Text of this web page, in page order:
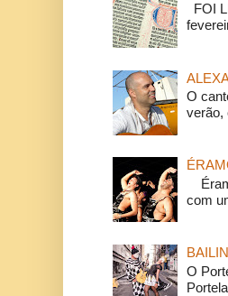
FOI
O
verão,
com
O